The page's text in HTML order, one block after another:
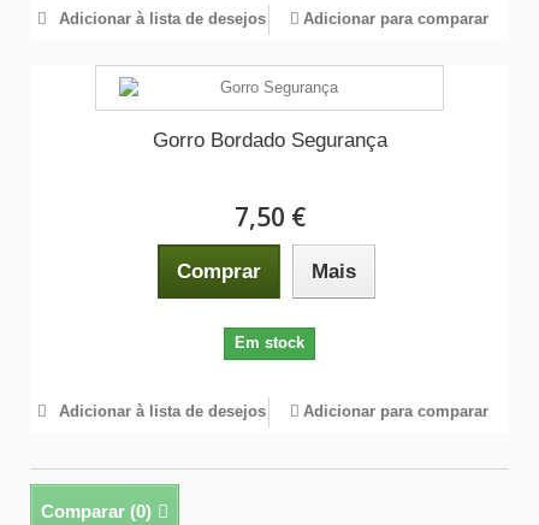
Adicionar à lista de desejos Adicionar para comparar
Gorro Bordado Segurança
7,50 €
Comprar Mais
Em stock
Adicionar à lista de desejos Adicionar para comparar
Comparar (0)